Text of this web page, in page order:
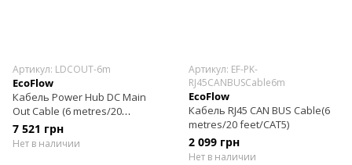
Артикул: LDCOUT-6m
EcoFlow
Кабель Power Hub DC Main
Out Cable (6 metres/20
feet/6AWG)
7 521 грн
Нет в наличии
Артикул: EF-PK-
RJ45CANBUSCable6m
EcoFlow
Кабель RJ45 CAN BUS Cable(6
metres/20 feet/CAT5)
2 099 грн
Нет в наличии